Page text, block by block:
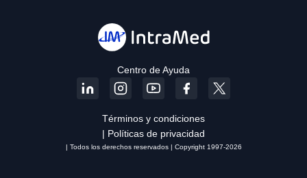
Centro de Ayuda
Términos y condiciones
| Políticas de privacidad
| Todos los derechos reservados | Copyright 1997-2026